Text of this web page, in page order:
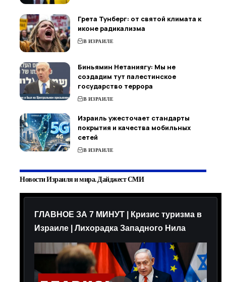
Грета Тунберг: от святой климата к
иконе радикализма
В ИЗРАИЛЕ
Биньямин Нетаниягу: Мы не
создадим тут палестинское
государство террора
В ИЗРАИЛЕ
Израиль ужесточает стандарты
покрытия и качества мобильных
сетей
В ИЗРАИЛЕ
Новости Израиля и мира. Дайджест СМИ